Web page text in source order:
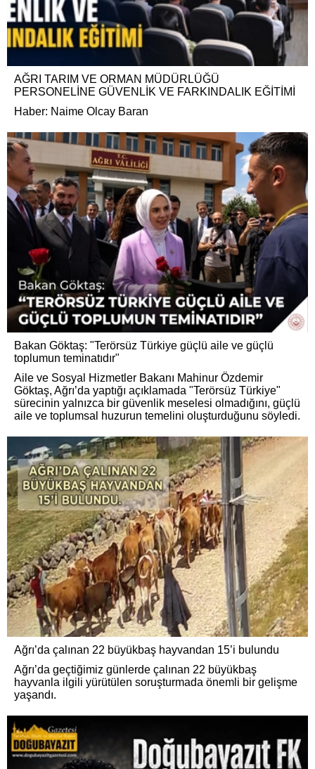
AĞRI TARIM VE ORMAN MÜDÜRLÜĞÜ
PERSONELİNE GÜVENLİK VE FARKINDALIK EĞİTİMİ
Haber: Naime Olcay Baran
Bakan Göktaş: "Terörsüz Türkiye güçlü aile ve güçlü
toplumun teminatıdır"
Aile ve Sosyal Hizmetler Bakanı Mahinur Özdemir
Göktaş, Ağrı’da yaptığı açıklamada "Terörsüz Türkiye"
sürecinin yalnızca bir güvenlik meselesi olmadığını, güçlü
aile ve toplumsal huzurun temelini oluşturduğunu söyledi.
Ağrı’da çalınan 22 büyükbaş hayvandan 15’i bulundu
Ağrı’da geçtiğimiz günlerde çalınan 22 büyükbaş
hayvanla ilgili yürütülen soruşturmada önemli bir gelişme
yaşandı.